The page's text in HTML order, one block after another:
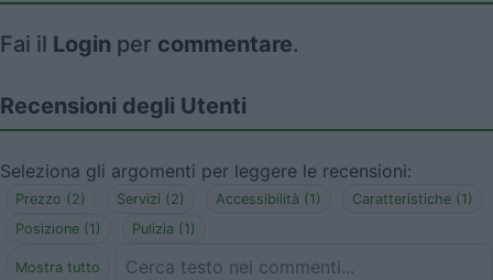
Fai il Login per commentare.
Recensioni degli Utenti
Seleziona gli argomenti per leggere le recensioni:
Prezzo (2) Servizi (2) Accessibilità (1)
Caratteristiche (1)
Posizione (1)
Pulizia (1)
Mostra tutto